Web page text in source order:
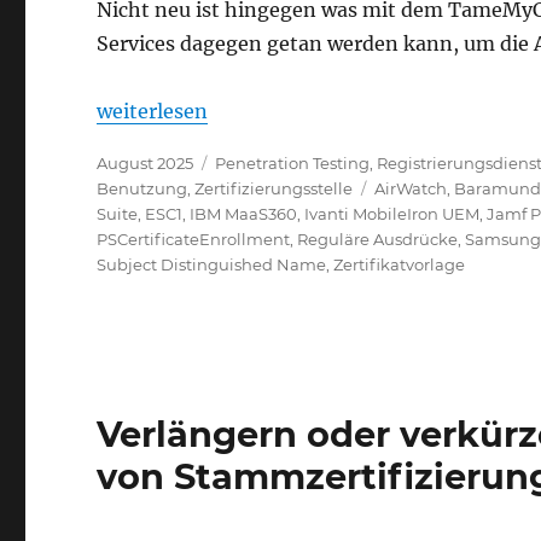
Nicht neu ist hingegen was mit dem
Services dagegen getan werden kann, um
„Angriff auf das Active Directory über
weiterlesen
Veröffentlicht
am
August 2025 Kategorien
Penetration Testing,
Benutzung,Zertifizierungsstelle Schlagwörter
AirWatch,
Suite, ESC1, IBM MaaS360, Ivanti MobileIron UEM,Jamf
PSCertificateEnrollment, Reguläre Ausdrücke,
Subject Distinguished Name,Zertifikatvorlage
Verlängern oder
von